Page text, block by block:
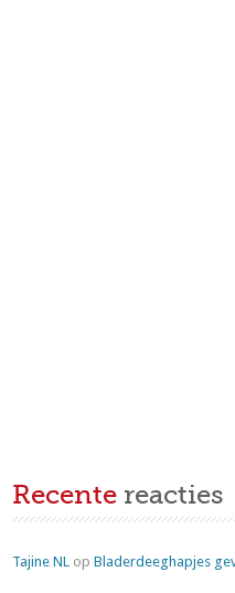
Recente reacties
Tajine NL opBladerdeeghapjes